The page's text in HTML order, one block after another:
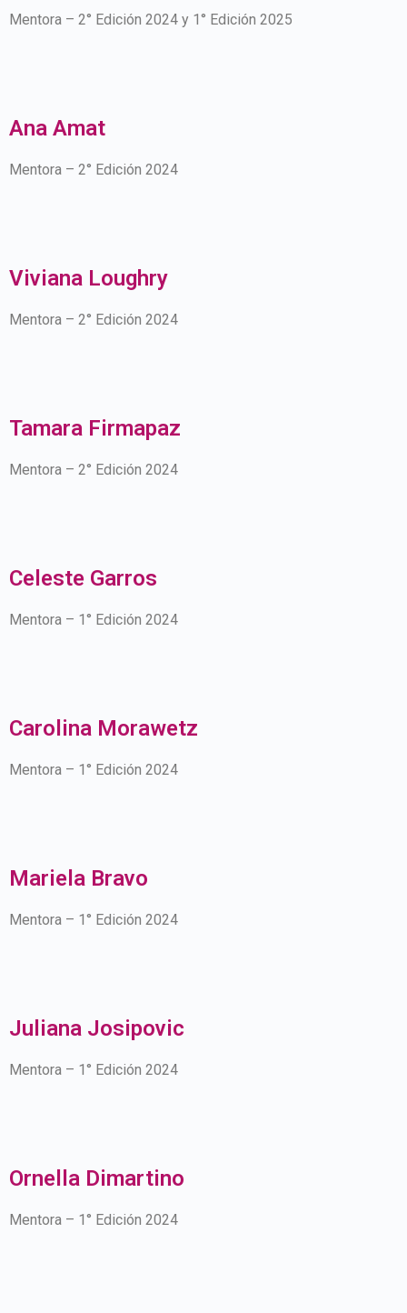
Mentora – 2° Edición 2024 y 1° Edición 2025
Ana Amat
Mentora – 2° Edición 2024
Viviana Loughry
Mentora – 2° Edición 2024
Tamara Firmapaz
Mentora – 2° Edición 2024
Celeste Garros
Mentora – 1° Edición 2024
Carolina Morawetz
Mentora – 1° Edición 2024
Mariela Bravo
Mentora – 1° Edición 2024
Juliana Josipovic
Mentora – 1° Edición 2024
Ornella Dimartino
Mentora – 1° Edición 2024